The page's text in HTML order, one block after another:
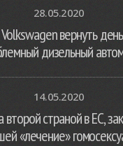
28.05.2020
вернуть
дизельный
14.05.2020
второй страной в ЕС,
«лечение»